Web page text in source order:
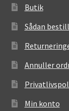
Butik
Sådan
Annuller
Min konto